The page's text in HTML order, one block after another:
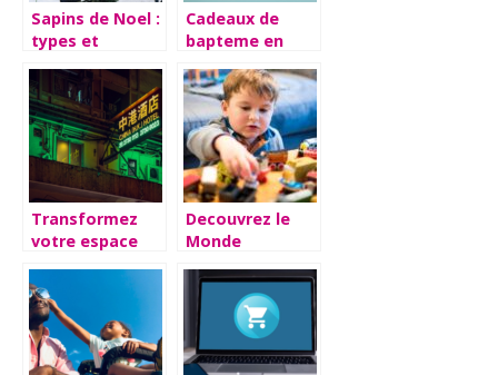
Sapins de Noel :
types et
Cadeaux de
bapteme en
avantages et
conseils a
suivre lors du
choix
Transformez
votre espace
enseignes au
neon
personnalisees
Decouvrez le
Monde
MonsieurJouet :
Le Paradis pour
les Amoureux
de Jeux et